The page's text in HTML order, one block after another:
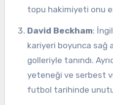
topu hakimiyeti onu
David Beckham:
kariyeri boyunca sağ
golleriyle tanındı.
yeteneği ve serbest
futbol tarihinde